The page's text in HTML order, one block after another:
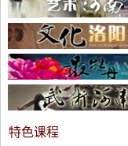
特色课程